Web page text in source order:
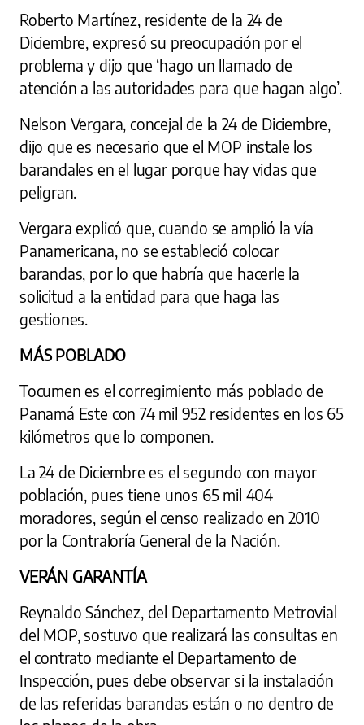
Roberto Martínez, residente de la 24 de
Diciembre, expresó su preocupación por el
problema y dijo que ‘hago un llamado de
atención a las autoridades para que hagan algo’.
Nelson Vergara, concejal de la 24 de Diciembre,
dijo que es necesario que el MOP instale los
barandales en el lugar porque hay vidas que
peligran.
Vergara explicó que, cuando se amplió la vía
Panamericana, no se estableció colocar
barandas, por lo que habría que hacerle la
solicitud a la entidad para que haga las
gestiones.
MÁS POBLADO
Tocumen es el corregimiento más poblado de
Panamá Este con 74 mil 952 residentes en los 65
kilómetros que lo componen.
La 24 de Diciembre es el segundo con mayor
población, pues tiene unos 65 mil 404
moradores, según el censo realizado en 2010
por la Contraloría General de la Nación.
VERÁN GARANTÍA
Reynaldo Sánchez, del Departamento Metrovial
del MOP, sostuvo que realizará las consultas en
el contrato mediante el Departamento de
Inspección, pues debe observar si la instalación
de las referidas barandas están o no dentro de